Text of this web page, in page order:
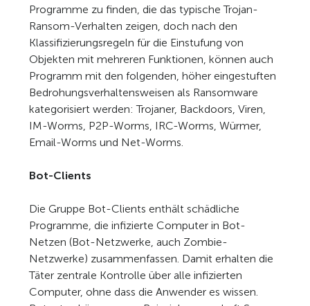
Programme zu finden, die das typische Trojan-
Ransom-Verhalten zeigen, doch nach den
Klassifizierungsregeln für die Einstufung von
Objekten mit mehreren Funktionen, können auch
Programm mit den folgenden, höher eingestuften
Bedrohungsverhaltensweisen als Ransomware
kategorisiert werden: Trojaner, Backdoors, Viren,
IM-Worms, P2P-Worms, IRC-Worms, Würmer,
Email-Worms und Net-Worms.
Bot-Clients
Die Gruppe Bot-Clients enthält schädliche
Programme, die infizierte Computer in Bot-
Netzen (Bot-Netzwerke, auch Zombie-
Netzwerke) zusammenfassen. Damit erhalten die
Täter zentrale Kontrolle über alle infizierten
Computer, ohne dass die Anwender es wissen.